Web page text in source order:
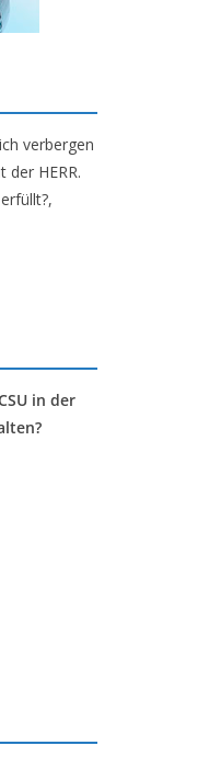
verbergen
der HERR.
in der